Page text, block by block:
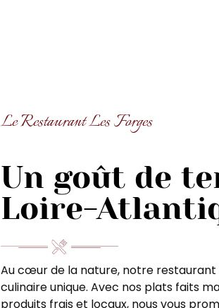
Le Restaurant Les Forges
Un goût de
Loire-
Au cœur de la nature, notre restaurant
culinaire unique. Avec nos plats faits
produits frais et locaux, nous vous